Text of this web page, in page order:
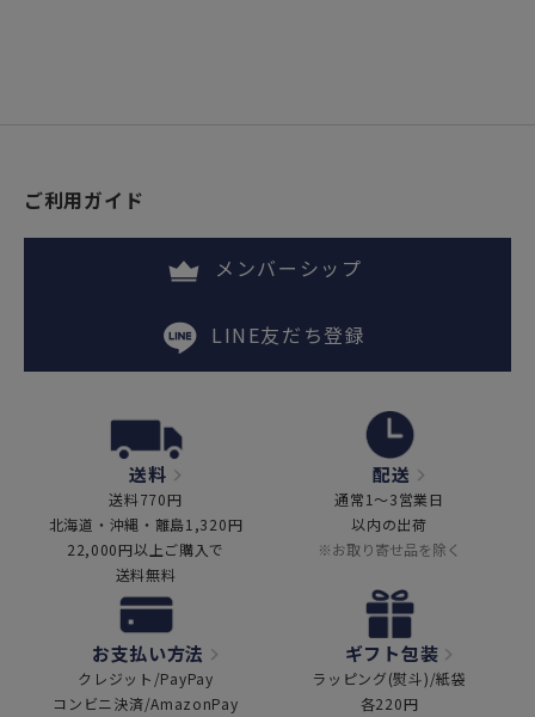
ご利用ガイド
メンバーシップ
LINE友だち登録
送料
送料770円
北海道・沖縄・離島1,320円
22,000円以上ご購入で
送料無料
配送
通常1～3営業日
以内の出荷
※お取り寄せ品を除く
お支払い方法
クレジット/PayPay
コンビニ決済/AmazonPay
ギフト包装
ラッピング(熨斗)/紙袋
各220円